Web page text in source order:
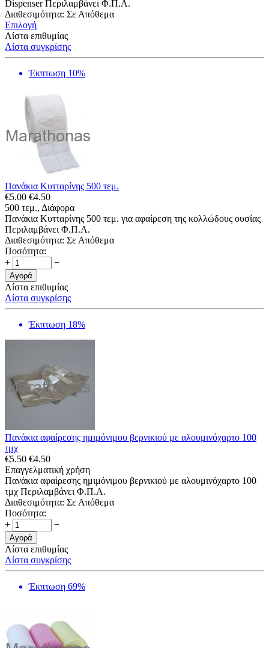
Dispenser Περιλαμβάνει Φ.Π.Α.
Διαθεσιμότητα: Σε Απόθεμα
Επιλογή
Λίστα επιθυμίας
Λίστα συγκρίσης
Έκπτωση 10%
Πανάκια Κυτταρίνης 500 τεμ.
€5.00 €4.50
500 τεμ., Διάφορα
Πανάκια Κυτταρίνης 500 τεμ. για αφαίρεση της κολλώδους ουσίας
Περιλαμβάνει Φ.Π.Α.
Διαθεσιμότητα: Σε Απόθεμα
Ποσότητα:
+
−
Αγορά
Λίστα επιθυμίας
Λίστα συγκρίσης
Έκπτωση 18%
Πανάκια αφαίρεσης ημιμόνιμου βερνικιού με αλουμινόχαρτο 100
τμχ
€5.50 €4.50
Επαγγελματική χρήση
Πανάκια αφαίρεσης ημιμόνιμου βερνικιού με αλουμινόχαρτο 100
τμχ Περιλαμβάνει Φ.Π.Α.
Διαθεσιμότητα: Σε Απόθεμα
Ποσότητα:
+
−
Αγορά
Λίστα επιθυμίας
Λίστα συγκρίσης
Έκπτωση 69%